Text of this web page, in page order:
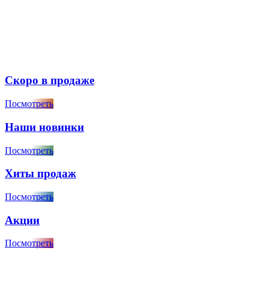
Скоро в продаже
Посмотреть
Наши новинки
Посмотреть
Хиты продаж
Посмотреть
Акции
Посмотреть